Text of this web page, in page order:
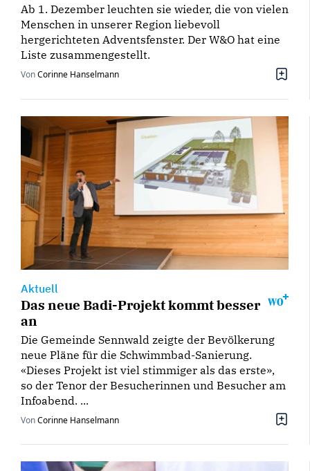
Ab 1. Dezember leuchten sie wieder, die von vielen
Menschen in unserer Region liebevoll
hergerichteten Adventsfenster. Der W&O hat eine
Liste zusammengestellt.
VonCorinne Hanselmann
Aktuell
Das neue Badi-Projekt kommt besser
an
Die Gemeinde Sennwald zeigte der Bevölkerung
neue Pläne für die Schwimmbad-Sanierung.
«Dieses Projekt ist viel stimmiger als das erste»,
so der Tenor der Besucherinnen und Besucher am
Infoabend. ...
VonCorinne Hanselmann